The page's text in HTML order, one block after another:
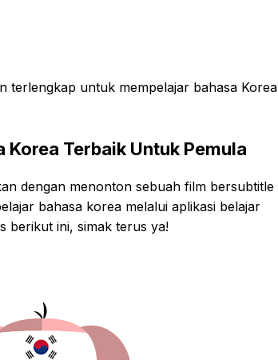
terlengkap untuk mempelajar bahasa Korea
Korea Terbaik Untuk Pemula
dengan menonton sebuah film bersubtitle
bahasa korea melalui aplikasi belajar
berikut ini, simak terus ya!